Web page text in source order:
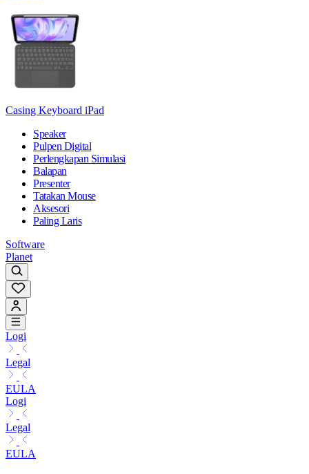
Casing Keyboard iPad
Speaker
Pulpen Digital
Perlengkapan Simulasi
Balapan
Presenter
Tatakan Mouse
Aksesori
Paling Laris
Software
Planet
Logi
Legal
EULA
Logi
Legal
EULA